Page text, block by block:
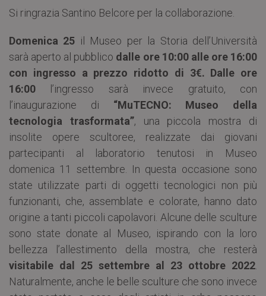
Si ringrazia Santino Belcore per la collaborazione.
Domenica 25 il Museo per la Storia dell’Università
sarà aperto al pubblico dalle ore 10:00 alle ore 16:00
con ingresso a prezzo ridotto di 3€. Dalle ore
16:00
l’ingresso sarà invece gratuito, con
l’inaugurazione di “MuTECNO: Museo della
tecnologia trasformata”, una piccola mostra di
insolite opere scultoree, realizzate dai giovani
partecipanti al laboratorio tenutosi in Museo
domenica 11 settembre. In questa occasione sono
state utilizzate parti di oggetti tecnologici non più
funzionanti, che, assemblate e colorate, hanno dato
origine a tanti piccoli capolavori. Alcune delle sculture
sono state donate al Museo, ispirando con la loro
bellezza l’allestimento della mostra, che resterà
visitabile dal 25 settembre al 23 ottobre 2022.
Naturalmente, anche le belle sculture che sono invece